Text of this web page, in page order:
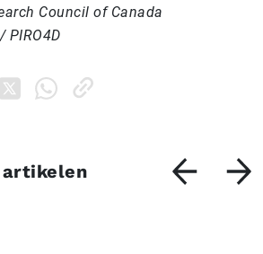
Council of Canada
PIRO4D